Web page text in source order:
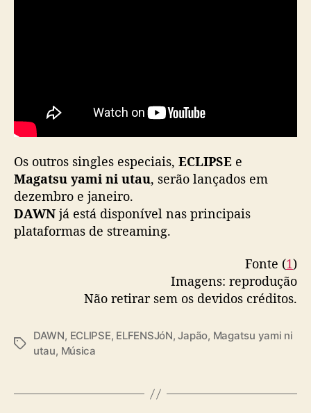
z
Y
H
a
a
)
Os outros singles especiais, ECLIPSE e
Magatsu yami ni utau, serão lançados em
dezembro e janeiro.
DAWN já está disponível nas principais
plataformas de streaming.
Fonte (1)
Imagens: reprodução
Não retirar sem os devidos créditos.
T
DAWN, ECLIPSE, ELFENSJóN,Japão, Magatsu yami ni
utau, Música